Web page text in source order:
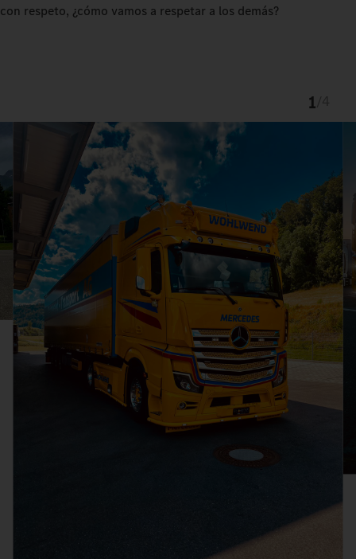
con respeto, ¿cómo vamos a respetar a los demás?
1